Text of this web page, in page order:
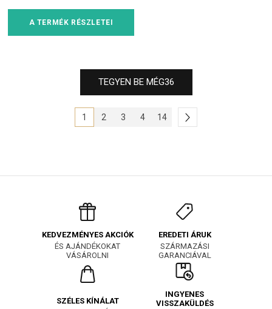
A TERMÉK RÉSZLETEI
TEGYEN BE MÉG36
1 2 3 4 14
KEDVEZMÉNYES AKCIÓK
ÉS AJÁNDÉKOKAT
VÁSÁROLNI
EREDETI ÁRUK
SZÁRMAZÁSI
GARANCIÁVAL
SZÉLES KÍNÁLAT
INGYENES
VISSZAKÜLDÉS